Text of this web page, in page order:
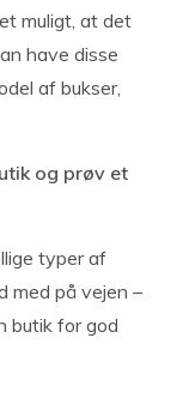
muligt, at det
have disse
af bukser,
og prøv et
typer af
med på vejen –
butik for god